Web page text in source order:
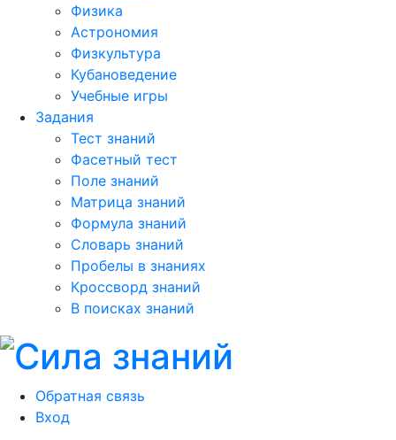
Физика
Астрономия
Физкультура
Кубановедение
Учебные игры
Задания
Тест знаний
Фасетный тест
Поле знаний
Матрица знаний
Формула знаний
Словарь знаний
Пробелы в знаниях
Кроссворд знаний
В поисках знаний
Обратная связь
Вход